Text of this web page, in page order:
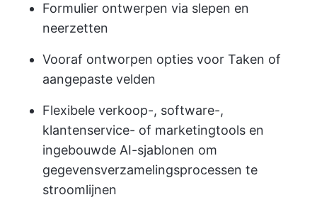
Formulier ontwerpen via slepen en
neerzetten
Vooraf ontworpen opties voor Taken of
aangepaste velden
Flexibele verkoop-, software-,
klantenservice- of marketingtools en
ingebouwde AI-sjablonen om
gegevensverzamelingsprocessen te
stroomlijnen